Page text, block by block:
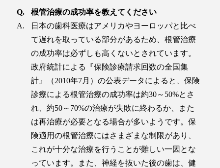
根管治療の成功率を教えてください
日本の歯科医療はアメリカやヨーロッパと比べ
て遅れを取っている部分があるため、根管治療
の成功率は必ずしも高くないとされています。
政府統計による『保険診療請求回数の全国集
計』（2010年7月）の公表データによると、保険
診療による根管治療の成功率は約30～50%とさ
れ、約50～70%の治療が失敗に終わるか、また
は再治療が必要となる場合が多いようです。保
険適用の根管治療にはさまざまな制限があり、
これが十分な治療を行うことが難しい一因とな
っています。また、神経を抜いた後の歯は、健